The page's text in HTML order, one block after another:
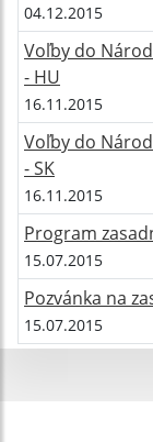
04.12.2015
Voľby do
- HU
16.11.2015
Voľby do
- SK
16.11.2015
Program
15.07.2015
Pozvánka na
15.07.2015